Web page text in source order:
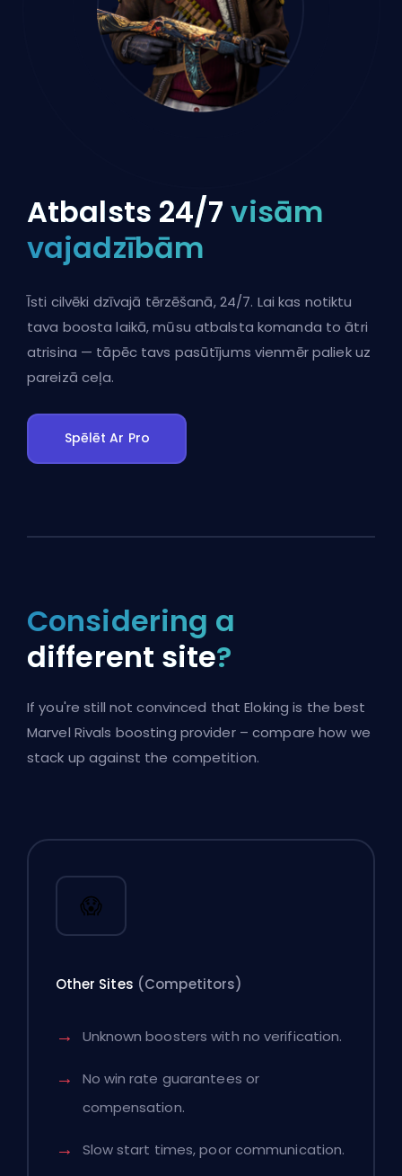
Atbalsts 24/7 visām
vajadzībām
Īsti cilvēki dzīvajā tērzēšanā, 24/7. Lai kas notiktu
tava boosta laikā, mūsu atbalsta komanda to ātri
atrisina — tāpēc tavs pasūtījums vienmēr paliek uz
pareizā ceļa.
Spēlēt Ar Pro
Considering a
different site?
If you're still not convinced that Eloking is the best
Marvel Rivals boosting provider – compare how we
stack up against the competition.
😱
Other Sites (Competitors)
Unknown boosters with no verification.
No win rate guarantees or
compensation.
Slow start times, poor communication.